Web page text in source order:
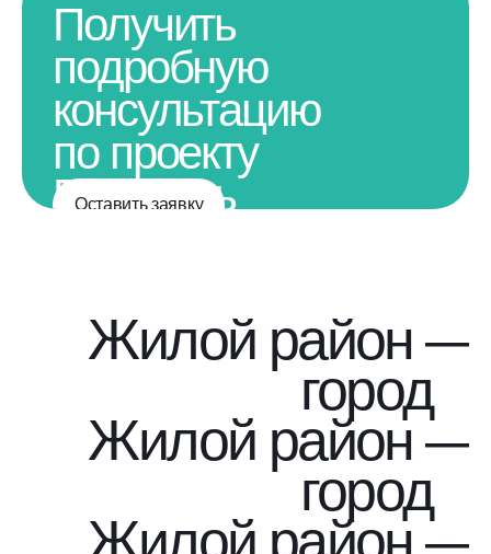
Получить
подробную
консультацию
по проекту
Получить
по проекту
Оставить заявку
Жилой район —
город
Жилой район —
город
Жилой район —